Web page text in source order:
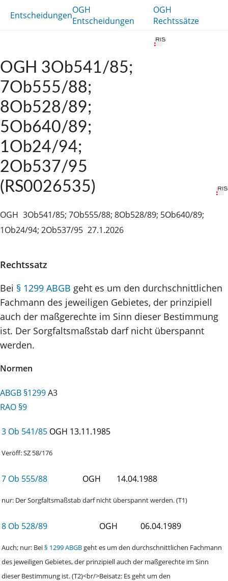
EntscheidungenOGH
Entscheidungen
OGH
Rechtssätze
OGH 3Ob541/85;
7Ob555/88;
8Ob528/89;
5Ob640/89;
1Ob24/94;
2Ob537/95
(RS0026535)
OGH 3Ob541/85; 7Ob555/88; 8Ob528/89; 5Ob640/89;
1Ob24/94; 2Ob537/95 27.1.2026
Rechtssatz
Bei § 1299 ABGB geht es um den durchschnittlichen
Fachmann des jeweiligen Gebietes, der prinzipiell
auch der maßgerechte im Sinn dieser Bestimmung
ist. Der Sorgfaltsmaßstab darf nicht überspannt
werden.
Normen
ABGB §1299A3
RAO §9
3 Ob 541/85 OGH 13.11.1985
Veröff: SZ 58/176
7 Ob 555/88 OGH 14.04.1988
nur: Der Sorgfaltsmaßstab darf nicht überspannt werden. (T1)
8 Ob 528/89 OGH 06.04.1989
Auch; nur: Bei§ 1299 ABGBgeht es um den durchschnittlichen Fachmann
des jeweiligen Gebietes, der prinzipiell auch der maßgerechte im Sinn
dieser Bestimmung ist. (T2)<br/>Beisatz: Es geht um den